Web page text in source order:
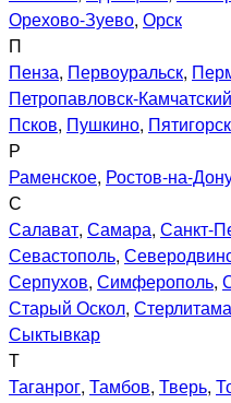
Орехово-Зуево, Орск
П
Пенза, Первоуральск,
Петропавловск-Камчатский
Псков, Пушкино, Пятигорск
Р
Раменское, Ростов-на-
С
Салават, Самара, Санкт-
Севастополь,
Серпухов, Симферополь,
Старый Оскол,
Сыктывкар
Т
Таганрог, Тамбов, Тверь,